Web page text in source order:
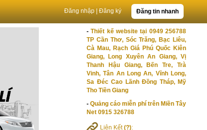
Đăng tin nhanh
Đăng nhập Đăng ký
-Thiết kế website tại 0949 256788
TP Cần Thơ, Sóc Trăng, Bạc Liêu,
Cà Mau, Rạch Giá Phú Quốc Kiên
Giang, Long Xuyên An Giang, Vị
Thanh Hậu Giang, Bến Tre, Trà
Vinh, Tân An Long An, Vĩnh Long,
Sa Đéc Cao Lãnh Đồng Tháp, Mỹ
Tho Tiền Giang
-Quảng cáo miễn phí trên Miền Tây
Net 0915 326788
Liên Kết(?):